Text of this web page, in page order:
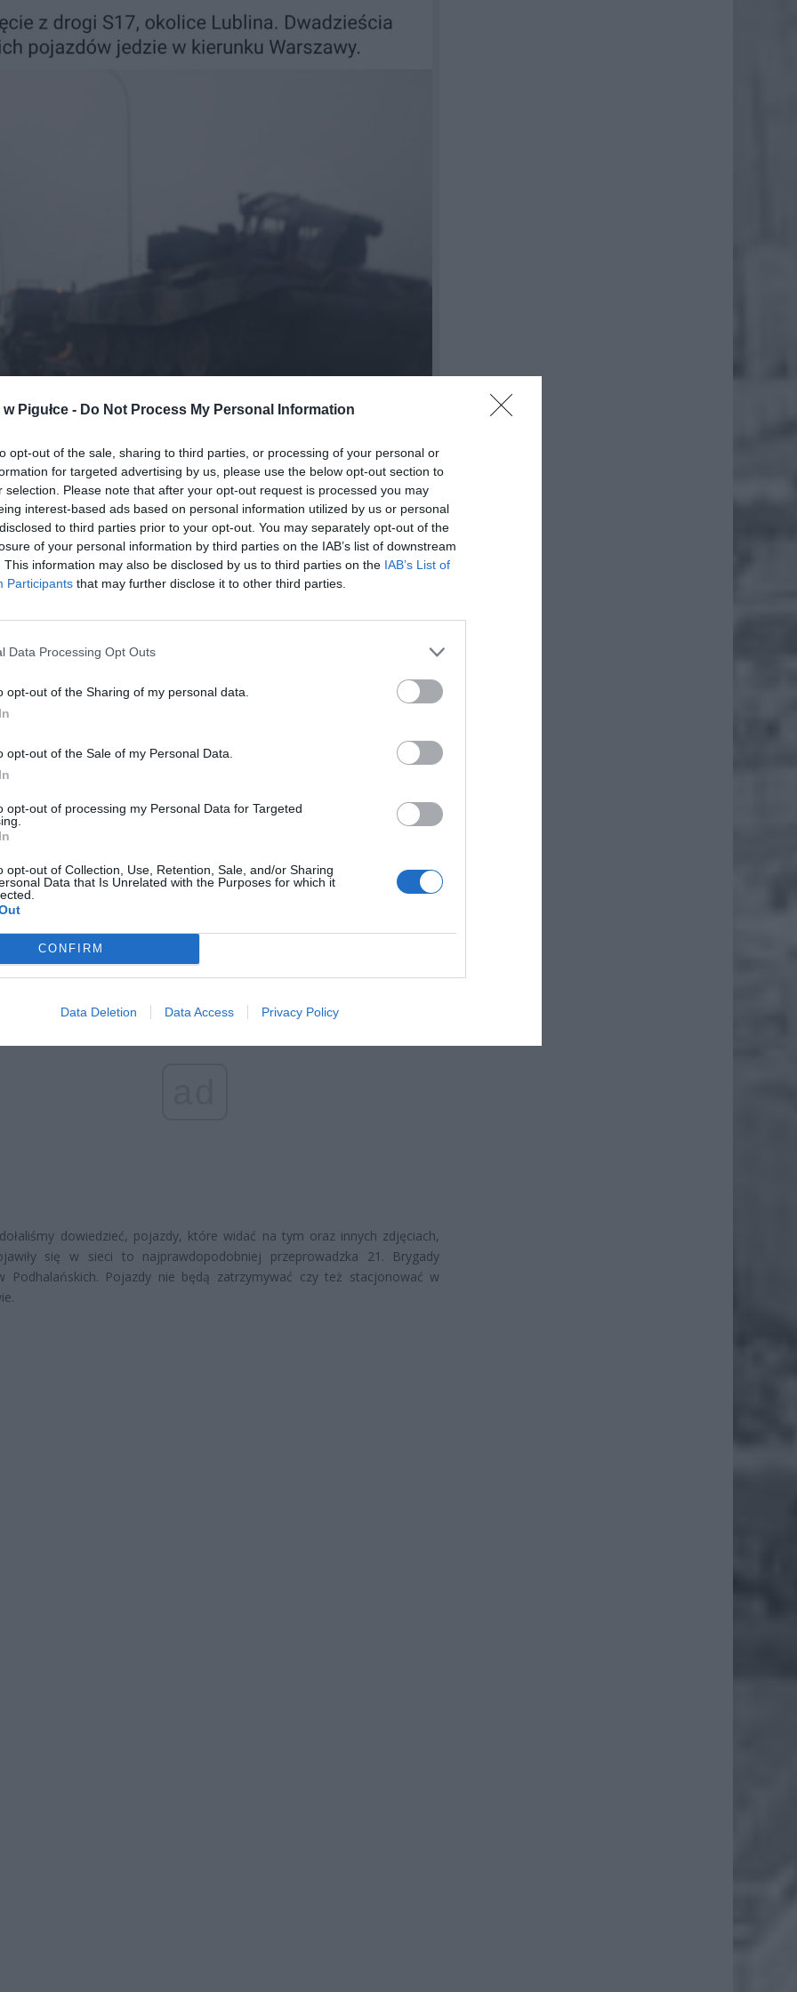
Pigułce - Do Not Process My Personal Information
opt-out of the sale, sharing to third parties, or processing of your personal or
for targeted advertising by us, please use the below opt-out section to
selection. Please note that after your opt-out request is processed you may
interest-based ads based on personal information utilized by us or personal
to third parties prior to your opt-out. You may separately opt-out of the
of your personal information by third parties on the IAB’s list of downstream
This information may also be disclosed by us to third parties on the IAB’s List of
Participants that may further disclose it to other third parties.
Data Processing Opt Outs
opt-out of the Sharing of my personal data.
opt-out of the Sale of my Personal Data.
opt-out of processing my Personal Data for Targeted
opt-out of Collection, Use, Retention, Sale, and/or Sharing
Data that Is Unrelated with the Purposes for which it
CONFIRM
Data Deletion Data Access Privacy Policy
drogi S17, okolice Lublina. Dwadzieścia takich pojazdów jedzie w kierunku
RÓWNIEŻ:
zmieni ważny limit od marca 2027 roku. Policzyliśmy, ile może
senior przy emeryturze 2200, 2400, 2600 i 2700 zł
2026 13:23
przecenił hit do kuchni. Air fryer tańszy aż o 150 zł, a to dopiero
dowiedzieć, pojazdy, które widać na tym oraz innych zdjęciach,
się w sieci to najprawdopodobniej przeprowadzka 21. Brygady
Podhalańskich. Pojazdy nie będą zatrzymywać czy też stacjonować w